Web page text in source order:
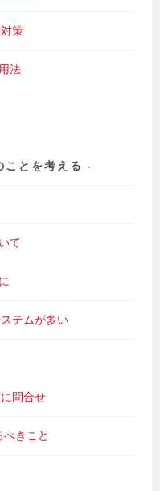
策
法
ことを考える
て
テムが多い
問合せ
きこと